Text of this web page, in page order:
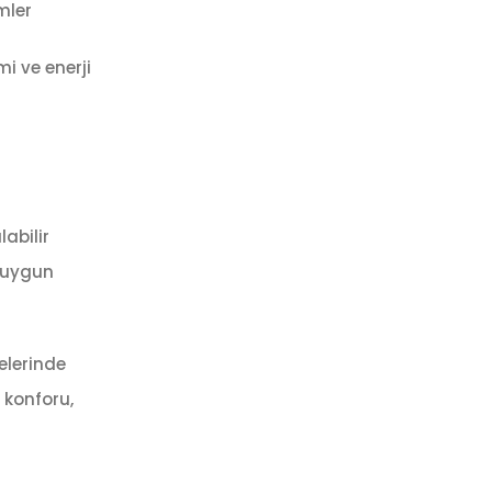
ve enerji
konforu,